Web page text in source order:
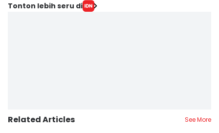
Tonton lebih seru di
Related Articles See More